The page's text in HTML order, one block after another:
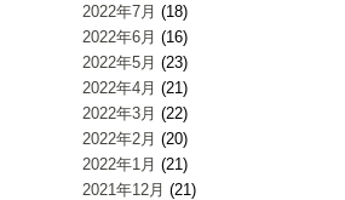
2022年7月 (18)
2022年6月 (16)
2022年5月 (23)
2022年4月 (21)
2022年3月 (22)
2022年2月 (20)
2022年1月 (21)
2021年12月 (21)